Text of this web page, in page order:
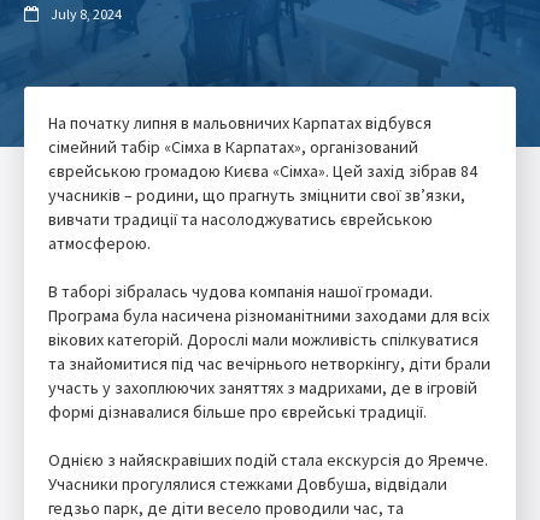
 July 8, 2024
На початку липня в мальовничих Карпатах відбувся
сімейний табір «Сімха в Карпатах», організований
єврейською громадою Києва «Сімха». Цей захід зібрав 84
учасників – родини, що прагнуть зміцнити свої зв’язки,
вивчати традиції та насолоджуватись єврейською
атмосферою.
В таборі зібралась чудова компанія нашої громади.
Програма була насичена різноманітними заходами для всіх
вікових категорій. Дорослі мали можливість спілкуватися
та знайомитися під час вечірнього нетворкінгу, діти брали
участь у захоплюючих заняттях з мадрихами, де в ігровій
формі дізнавалися більше про єврейські традиції.
Однією з найяскравіших подій стала екскурсія до Яремче.
Учасники прогулялися стежками Довбуша, відвідали
гедзьо парк, де діти весело проводили час, та